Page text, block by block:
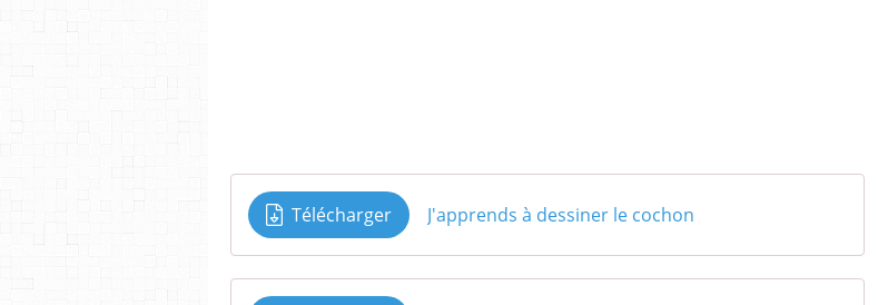
Télécharger J'apprends à dessiner le cochon